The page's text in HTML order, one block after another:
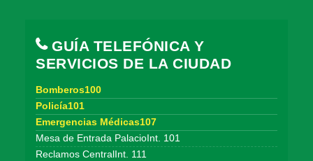
GUÍA TELEFÓNICA Y
SERVICIOS DE LA CIUDAD
Bomberos100
Policía101
Emergencias Médicas107
Mesa de Entrada PalacioInt. 101
Reclamos CentralInt. 111